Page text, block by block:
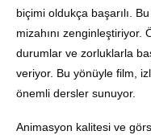
biçimi oldukça başarılı.
mizahını zenginleştiriyor.
durumlar ve zorluklarla
veriyor. Bu yönüyle film,
önemli dersler sunuyor.
Animasyon kalitesi ve